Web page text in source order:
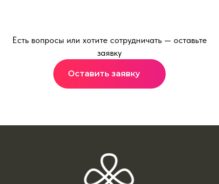
Есть вопросы или хотите сотрудничать — оставьте
заявку
Оставить заявку